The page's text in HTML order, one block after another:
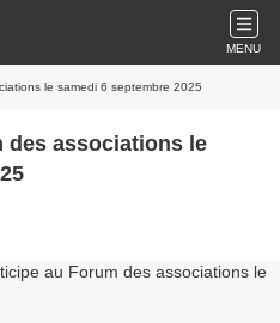
MENU
le samedi 6 septembre 2025
des associations le